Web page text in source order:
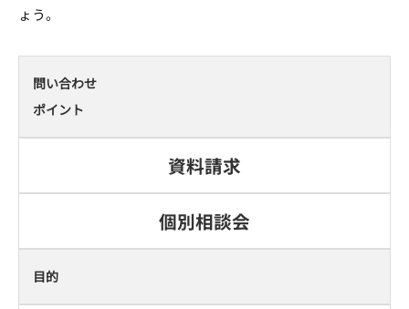
ょう。
問い合わせ
ポイント
資料請求
個別相談会
目的